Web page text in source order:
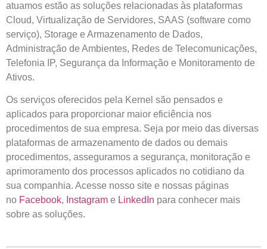
atuamos estão as soluções relacionadas às plataformas
Cloud, Virtualização de Servidores, SAAS (software como
serviço), Storage e Armazenamento de Dados,
Administração de Ambientes, Redes de Telecomunicações,
Telefonia IP, Segurança da Informação e Monitoramento de
Ativos.
Os serviços oferecidos pela Kernel são pensados e
aplicados para proporcionar maior eficiência nos
procedimentos de sua empresa. Seja por meio das diversas
plataformas de armazenamento de dados ou demais
procedimentos, asseguramos a segurança, monitoração e
aprimoramento dos processos aplicados no cotidiano da
sua companhia. Acesse nosso site e nossas páginas
no Facebook, Instagram e LinkedIn para conhecer mais
sobre as soluções.